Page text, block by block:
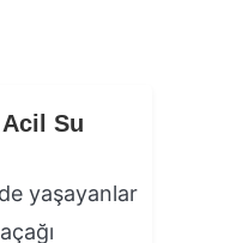
Su
yaşayanlar